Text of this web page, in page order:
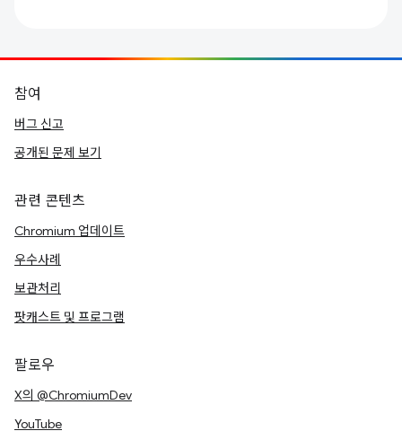
참여
버그 신고
공개된 문제 보기
관련 콘텐츠
Chromium 업데이트
우수사례
보관처리
팟캐스트 및 프로그램
팔로우
X의 @ChromiumDev
YouTube